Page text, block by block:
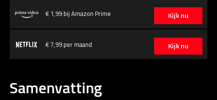
Kijk nu
€ 1,99 bij Amazon Prime
Kijk nu
€ 7,99 per maand
Samenvatting